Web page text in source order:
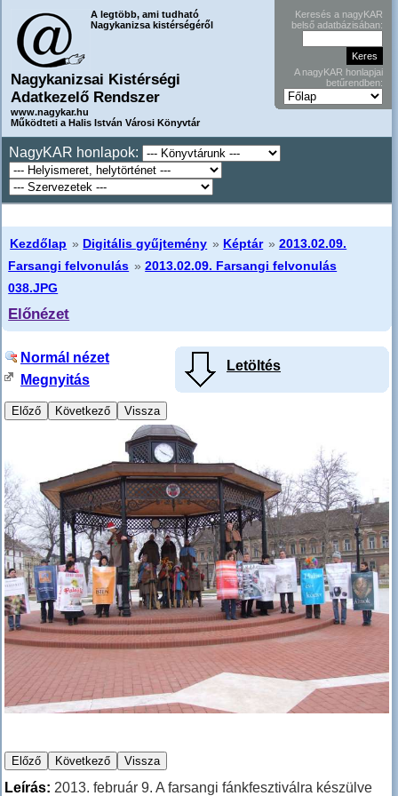
A legtöbb, ami tudható
Nagykanizsa kistérségéről
Nagykanizsai Kistérségi
Adatkezelő Rendszer
www.nagykar.hu
Működteti a Halis István Városi Könyvtár
Keresés a nagyKAR
belső adatbázisában:
A nagyKAR honlapjai
betűrendben:
NagyKAR honlapok:
Kezdőlap » Digitális gyűjtemény » Képtár »2013.02.09.
Farsangi felvonulás »2013.02.09. Farsangi felvonulás
038.JPG
Előnézet
Letöltés
Normál nézet
Megnyitás
Leírás: 2013. február 9. A farsangi fánkfesztiválra készülve